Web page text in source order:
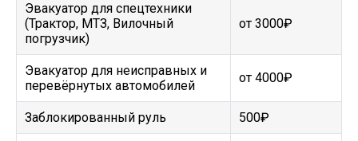
Эвакуатор для спецтехники
(Трактор, МТЗ, Вилочный
погрузчик)
от 3000₽
Эвакуатор для неисправных и
перевёрнутых автомобилей
от 4000₽
Заблокированный руль 500₽